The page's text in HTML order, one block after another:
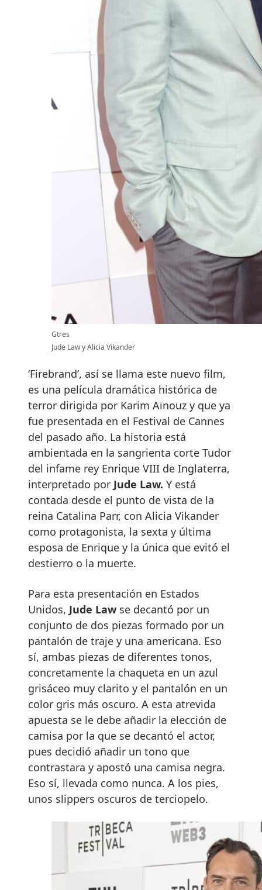
Gtres
Jude Law y Alicia Vikander
‘Firebrand’, así se llama este nuevo film,
es una película dramática histórica de
terror dirigida por Karim Aïnouz y que ya
fue presentada en el Festival de Cannes
del pasado año. La historia está
ambientada en la sangrienta corte Tudor
del infame rey Enrique VIII de Inglaterra,
interpretado por Jude Law. Y está
contada desde el punto de vista de la
reina Catalina Parr, con Alicia Vikander
como protagonista, la sexta y última
esposa de Enrique y la única que evitó el
destierro o la muerte.
Para esta presentación en Estados
Unidos, Jude Law se decantó por un
conjunto de dos piezas formado por un
pantalón de traje y una americana. Eso
sí, ambas piezas de diferentes tonos,
concretamente la chaqueta en un azul
grisáceo muy clarito y el pantalón en un
color gris más oscuro. A esta atrevida
apuesta se le debe añadir la elección de
camisa por la que se decantó el actor,
pues decidió añadir un tono que
contrastara y apostó una camisa negra.
Eso sí, llevada como nunca. A los pies,
unos slippers oscuros de terciopelo.